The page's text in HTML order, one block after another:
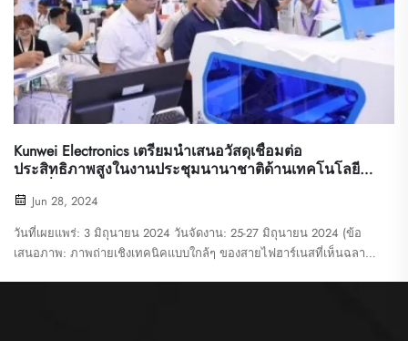
Kunwei Electronics เตรียมนำเสนอวัสดุเชื่อมต่อ
ประสิทธิภาพสูงในงานประชุมนานาชาติด้านเทคโนโลยี
Jun 28, 2024
วันที่เผยแพร่: 3 มิถุนายน 2024 วันจัดงาน: 25-27 มิถุนายน 2024 (ข้อ
เสนอภาพ: ภาพถ่ายเชิงเทคนิคแบบใกล้ๆ ของสายไฟฮาร์เนสที่เห็นฉลาก